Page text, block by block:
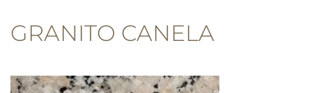
GRANITO CANELA